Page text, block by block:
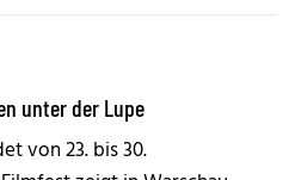
unter der Lupe
von 23. bis 30.